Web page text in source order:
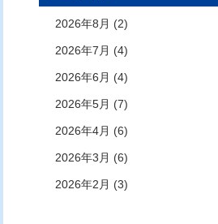
2026年8月 (2)
2026年7月 (4)
2026年6月 (4)
2026年5月 (7)
2026年4月 (6)
2026年3月 (6)
2026年2月 (3)